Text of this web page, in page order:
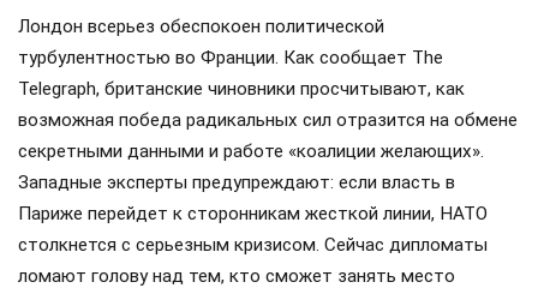
Лондон всерьез обеспокоен политической
турбулентностью во Франции. Как сообщает The
Telegraph, британские чиновники просчитывают, как
возможная победа радикальных сил отразится на обмене
секретными данными и работе «коалиции желающих».
Западные эксперты предупреждают: если власть в
Париже перейдет к сторонникам жесткой линии, НАТО
столкнется с серьезным кризисом. Сейчас дипломаты
ломают голову над тем, кто сможет занять место